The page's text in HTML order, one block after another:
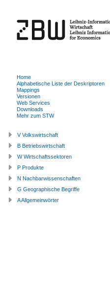
Home
Alphabetische Liste der Deskriptoren
Mappings
Versionen
Web Services
Downloads
Mehr zum STW
V Volkswirtschaft
B Betriebswirtschaft
W Wirtschaftssektoren
P Produkte
N Nachbarwissenschaften
G Geographische Begriffe
A Allgemeinwörter